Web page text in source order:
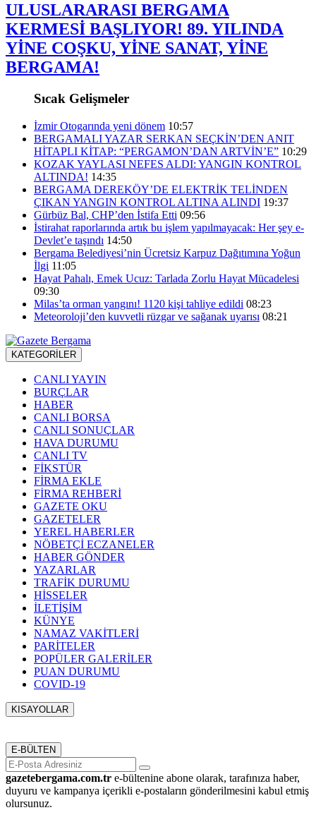
ULUSLARARASI BERGAMA
KERMESİ BAŞLIYOR! 89. YILINDA
YİNE COŞKU, YİNE SANAT, YİNE
BERGAMA!
Sıcak Gelişmeler
İzmir Otogarında yeni dönem 10:57
BERGAMALI YAZAR SERKAN SEÇKİN’DEN ANIT
HİTAPLI KİTAP: “PERGAMON’DAN ARTVİN’E” 10:29
KOZAK YAYLASI NEFES ALDI: YANGIN KONTROL
ALTINDA! 14:35
BERGAMA DEREKÖY’DE ELEKTRİK TELİNDEN
ÇIKAN YANGIN KONTROL ALTINA ALINDI 19:37
Gürbüz Bal, CHP’den İstifa Etti 09:56
İstirahat raporlarında artık bu işlem yapılmayacak: Her şey e-
Devlet’e taşındı 14:50
Bergama Belediyesi’nin Ücretsiz Karpuz Dağıtımına Yoğun
İlgi 11:05
Hayat Pahalı, Emek Ucuz: Tarlada Zorlu Hayat Mücadelesi
09:30
Milas’ta orman yangını! 1120 kişi tahliye edildi 08:23
Meteoroloji’den kuvvetli rüzgar ve sağanak uyarısı 08:21
KATEGORİLER
CANLI YAYIN
BURÇLAR
HABER
CANLI BORSA
CANLI SONUÇLAR
HAVA DURUMU
CANLI TV
FİKSTÜR
FİRMA EKLE
FİRMA REHBERİ
GAZETE OKU
GAZETELER
YEREL HABERLER
NÖBETÇİ ECZANELER
HABER GÖNDER
YAZARLAR
TRAFİK DURUMU
HİSSELER
İLETİŞİM
KÜNYE
NAMAZ VAKİTLERİ
PARİTELER
POPÜLER GALERİLER
PUAN DURUMU
COVID-19
KISAYOLLAR
E-BÜLTEN
gazetebergama.com.tr e-bültenine abone olarak, tarafınıza haber,
duyuru ve kampanya içerikli e-postaların gönderilmesini kabul etmiş
olursunuz.